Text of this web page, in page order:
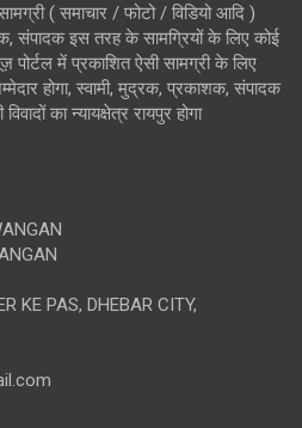
( समाचार / फोटो / विडियो आदि )
संपादक इस तरह के सामग्रियों के लिए कोई
पोर्टल में प्रकाशित ऐसी सामग्री के लिए
होगा, स्वामी, मुद्रक, प्रकाशक, संपादक
का न्यायक्षेत्र रायपुर होगा
KE PAS, DHEBAR CITY,